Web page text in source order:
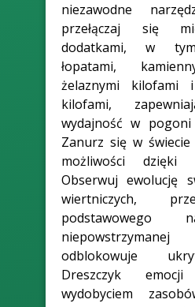
niezawodne
przełączaj się
dodatkami, w
łopatami,
żelaznymi kilofami
kilofami,
wydajność w pogoni
Zanurz się w świecie
możliwości dzięki
Obserwuj ewolucję
wiertniczych,
podstawowego
odblokowuje
Dreszczyk
wydobyciem